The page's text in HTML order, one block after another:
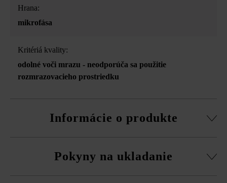
Hrana:
mikrofása
Kritériá kvality:
odolné voči mrazu - neodporúča sa použitie
rozmrazovacieho prostriedku
Informácie o produkte
kamene, súpravy rohových kociek a vrchná doska.
Pokyny na ukladanie